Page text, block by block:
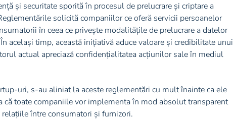
și securitate sporită în procesul de prelucrare și criptare a
solicită companiilor ce oferă servicii persoanelor
în ceea ce privește modalitățile de prelucrare a datelor
același timp, această inițiativă aduce valoare și credibilitate unui
actual apreciază confidențialitatea acțiunilor sale în mediul
uri, s-au aliniat la aceste reglementări cu mult înainte ca ele
că toate companiile vor implementa în mod absolut transparent
între consumatori și furnizori.